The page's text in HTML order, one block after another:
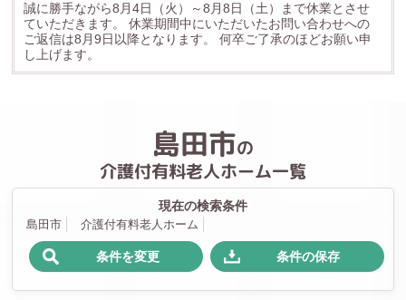
誠に勝手ながら8月4日（火）～8月8日（土）まで休業とさせ
ていただきます。
休業期間中にいただいたお問い合わせへの
ご返信は8月9日以降となります。
何卒ご了承のほどお願い申
し上げます。
島田市の
介護付有料老人ホーム一覧
現在の検索条件
島田市 介護付有料老人ホーム
条件を変更 条件の保存